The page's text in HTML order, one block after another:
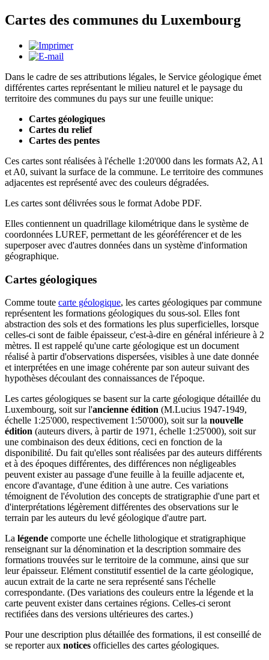
Cartes des communes du Luxembourg
Dans le cadre de ses attributions légales, le Service géologique émet
différentes cartes représentant le milieu naturel et le paysage du
territoire des communes du pays sur une feuille unique:
Cartes géologiques
Cartes du relief
Cartes des pentes
Ces cartes sont réalisées à l'échelle 1:20'000 dans les formats A2, A1
et A0, suivant la surface de la commune. Le territoire des communes
adjacentes est représenté avec des couleurs dégradées.
Les cartes sont délivrées sous le format Adobe PDF.
Elles contiennent un quadrillage kilométrique dans le système de
coordonnées LUREF, permettant de les géoréférencer et de les
superposer avec d'autres données dans un système d'information
géographique.
Cartes géologiques
Comme toute carte géologique, les cartes géologiques par commune
représentent les formations géologiques du sous-sol. Elles font
abstraction des sols et des formations les plus superficielles, lorsque
celles-ci sont de faible épaisseur, c'est-à-dire en général inférieure à 2
mètres. Il est rappelé qu'une carte géologique est un document
réalisé à partir d'observations dispersées, visibles à une date donnée
et interprétées en une image cohérente par son auteur suivant des
hypothèses découlant des connaissances de l'époque.
Les cartes géologiques se basent sur la carte géologique détaillée du
Luxembourg, soit sur l'ancienne édition (M.Lucius 1947-1949,
échelle 1:25'000, respectivement 1:50'000), soit sur la nouvelle
édition (auteurs divers, à partir de 1971, échelle 1:25'000), soit sur
une combinaison des deux éditions, ceci en fonction de la
disponibilité. Du fait qu'elles sont réalisées par des auteurs différents
et à des époques différentes, des différences non négligeables
peuvent exister au passage d'une feuille à la feuille adjacente et,
encore d'avantage, d'une édition à une autre. Ces variations
témoignent de l'évolution des concepts de stratigraphie d'une part et
d'interprétations légèrement différentes des observations sur le
terrain par les auteurs du levé géologique d'autre part.
La légende comporte une échelle lithologique et stratigraphique
renseignant sur la dénomination et la description sommaire des
formations trouvées sur le territoire de la commune, ainsi que sur
leur épaisseur. Elément constitutif essentiel de la carte géologique,
aucun extrait de la carte ne sera représenté sans l'échelle
correspondante. (Des variations des couleurs entre la légende et la
carte peuvent exister dans certaines régions. Celles-ci seront
rectifiées dans des versions ultérieures des cartes.)
Pour une description plus détaillée des formations, il est conseillé de
se reporter aux notices officielles des cartes géologiques.